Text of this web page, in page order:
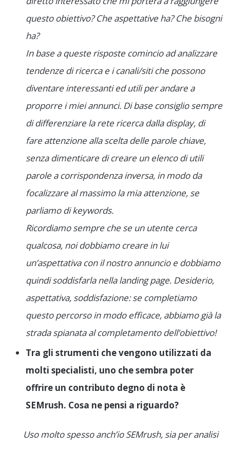
questo obiettivo? Che aspettative ha? Che bisogni
ha?
In base a queste risposte comincio ad analizzare
tendenze di ricerca e i canali/siti che possono
diventare interessanti ed utili per andare a
proporre i miei annunci. Di base consiglio sempre
di differenziare la rete ricerca dalla display, di
fare attenzione alla scelta delle parole chiave,
senza dimenticare di creare un elenco di utili
parole a corrispondenza inversa, in modo da
focalizzare al massimo la mia attenzione, se
parliamo di keywords.
Ricordiamo sempre che se un utente cerca
qualcosa, noi dobbiamo creare in lui
un’aspettativa con il nostro annuncio e dobbiamo
quindi soddisfarla nella landing page. Desiderio,
aspettativa, soddisfazione: se completiamo
questo percorso in modo efficace, abbiamo già la
strada spianata al completamento dell’obiettivo!
Tra gli strumenti che vengono utilizzati da
molti specialisti, uno che sembra poter
offrire un contributo degno di nota è
SEMrush. Cosa ne pensi a riguardo?
Uso molto spesso anch’io SEMrush, sia per analisi